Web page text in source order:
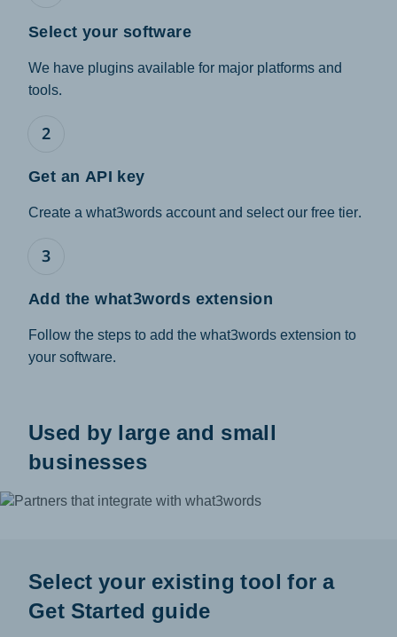
Select your software
We have plugins available for major platforms and
tools.
2
Get an API key
Create a what3words account and select our free tier.
3
Add the what3words extension
Follow the steps to add the what3words extension to
your software.
Used by large and small
businesses
Select your existing tool for a
Get Started guide